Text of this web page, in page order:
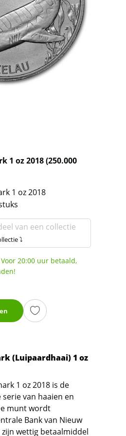
1 oz 2018 (250.000
1 oz 2018
van een collectie
⤵
20:00 uur betaald,
(Luipaardhaai) 1 oz
1 oz 2018 is de
van haaien en
munt wordt
Bank van Nieuw
wettig betaalmiddel